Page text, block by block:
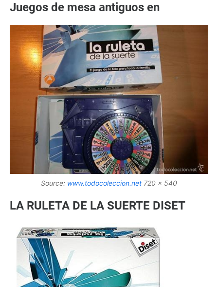
Juegos de mesa antiguos en
Source: www.todocoleccion.net 720 x 540
LA RULETA DE LA SUERTE DISET